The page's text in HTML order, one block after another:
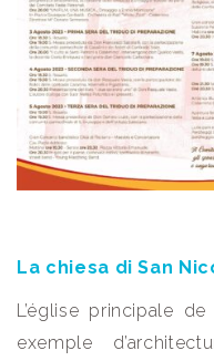
La chiesa di San
L’église principale
exemple